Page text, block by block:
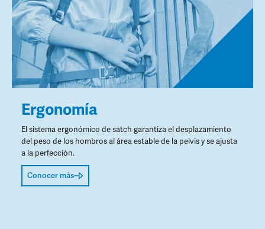
Ergonomía
El sistema ergonómico de satch garantiza el desplazamiento
del peso de los hombros al área estable de la pelvis y se ajusta
a la perfección.
Conocer más